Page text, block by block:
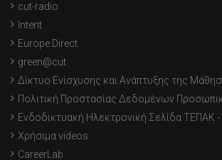
cut-radio
Intent
Europe Direct
green@cut
Δίκτυο Ενίσχυσης και Ανάπτυξης της
Πολιτική Προστασίας Δεδομένων
Ενδοδικτυακή Ηλεκτρονική Σελίδα ΤΕΠΑΚ -
Χρήσιμα videos
CareerLab